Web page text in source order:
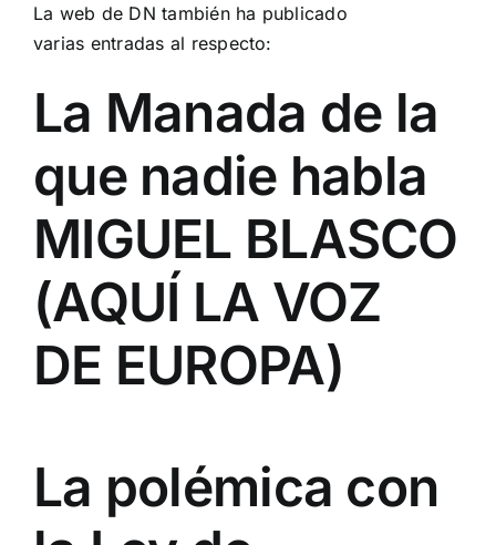
La web de DN también ha publicado
varias entradas al respecto:
La Manada de la
que nadie habla
MIGUEL BLASCO
(AQUÍ LA VOZ
DE EUROPA)
La polémica con